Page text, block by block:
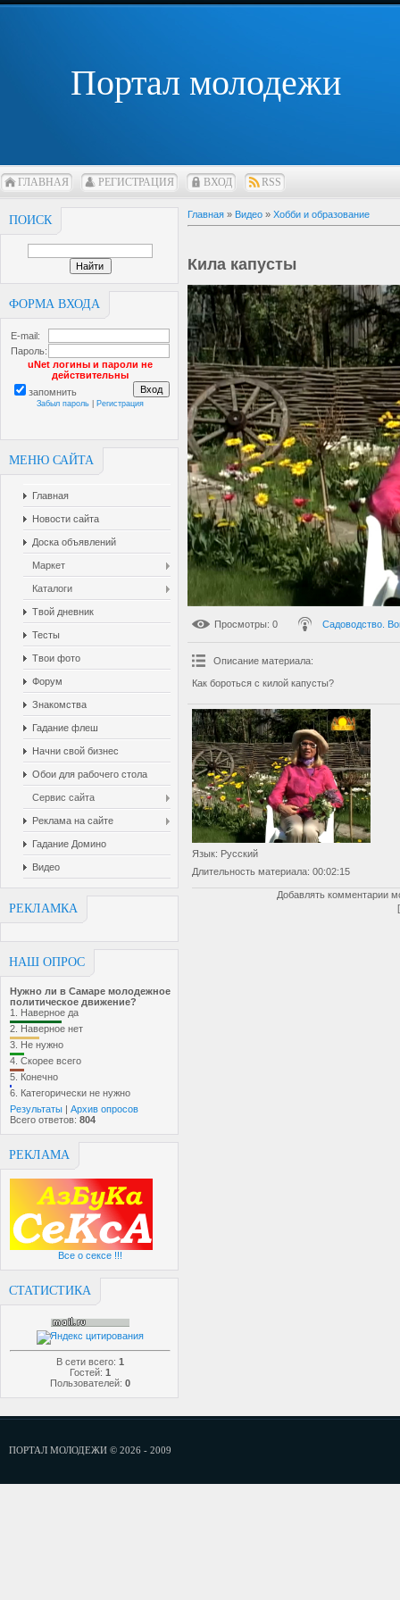
Портал молодежи
ГЛАВНАЯ РЕГИСТРАЦИЯ ВХОД RSS
ПОИСК
ФОРМА ВХОДА
E-mail:
Пароль:
uNet логины и пароли не
действительны
запомнить
Забыл пароль Регистрация
МЕНЮ САЙТА
Главная
Новости сайта
Доска объявлений
Маркет
Каталоги
Твой дневник
Тесты
Твои фото
Форум
Знакомства
Гадание флеш
Начни свой бизнес
Обои для рабочего стола
Сервис сайта
Реклама на сайте
Гадание Домино
Видео
РЕКЛАМКА
НАШ ОПРОС
Нужно ли в Самаре молодежное
политическое движение?
1. Наверное да
2. Наверное нет
3. Не нужно
4. Скорее всего
5. Конечно
6. Категорически не нужно
Результаты | Архив опросов
Всего ответов: 804
РЕКЛАМА
Все о сексе !!!
СТАТИСТИКА
В сети всего: 1
Гостей: 1
Пользователей: 0
Главная » Видео » Хобби и образование
Кила капусты
Просмотры: 0 Садоводство.
Описание материала:
Как бороться с килой капусты?
Язык: Русский
Длительность материала: 00:02:15
Добавлять комментарии
ПОРТАЛ МОЛОДЕЖИ © 2026 - 2009